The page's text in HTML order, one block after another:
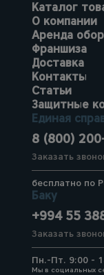
Каталог
О компании
Аренда
Франшиза
Доставка
Контакты
Статьи
Защитные
Единая
8 (800)
Заказать
бесплатно по
Баку
+994 55
Заказать
Пн.-Пт. 9:00 -
Мы в социальных